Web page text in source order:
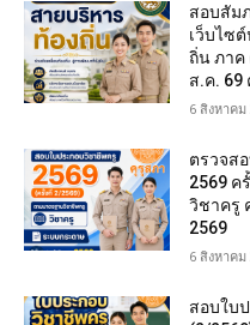
สอบสัม
เว็บไซ
ถิ่น ภาค
ส.ค. 69
6 สิงหาคม
ตรวจส
2569 ค
วิชาครู
2569
6 สิงหาคม
สอบใบ